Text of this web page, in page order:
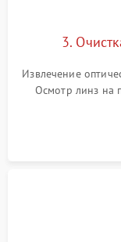
3.
Извлечение
Осмотр линз на
покрытия или